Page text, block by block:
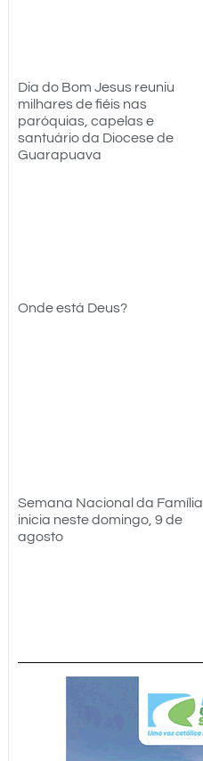
Dia do Bom Jesus reuniu
milhares de fiéis nas
paróquias, capelas e
santuário da Diocese de
Guarapuava
Onde está Deus?
Semana Nacional da Família
inicia neste domingo, 9 de
agosto